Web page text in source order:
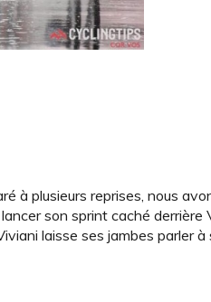
à plusieurs reprises, nous
son sprint caché derrière
laisse ses jambes parler à